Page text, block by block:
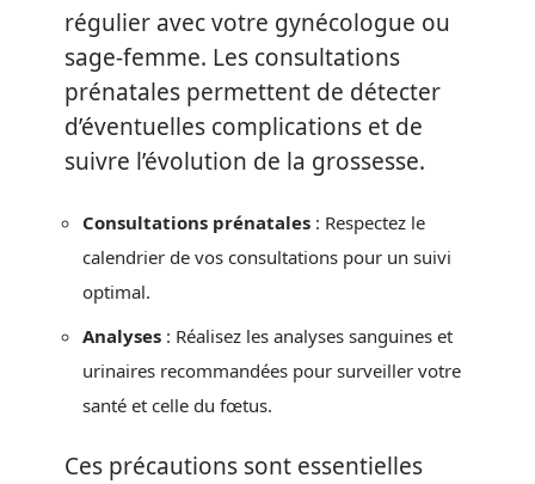
régulier avec votre gynécologue ou
sage-femme. Les consultations
prénatales permettent de détecter
d’éventuelles complications et de
suivre l’évolution de la grossesse.
Consultations prénatales : Respectez le
calendrier de vos consultations pour un suivi
optimal.
Analyses : Réalisez les analyses sanguines et
urinaires recommandées pour surveiller votre
santé et celle du fœtus.
Ces précautions sont essentielles